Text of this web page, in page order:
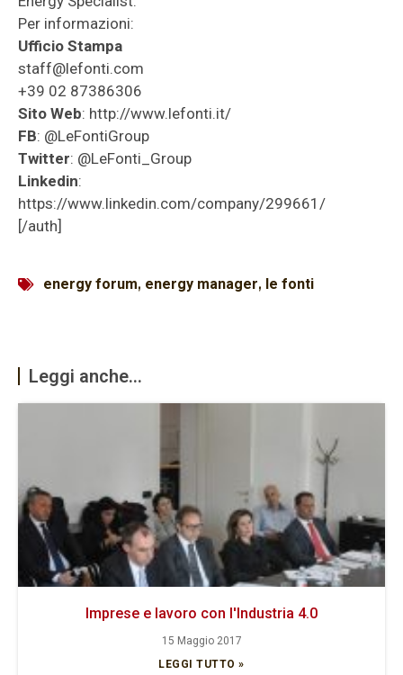
Per informazioni:
Ufficio Stampa
staff@lefonti.com
+39 02 87386306
Sito Web: http://www.lefonti.it/
FB: @LeFontiGroup
Twitter: @LeFonti_Group
Linkedin:
https://www.linkedin.com/company/299661/
[/auth]
energy forum, energy manager, le fonti
Leggi anche...
Imprese e lavoro con l'Industria 4.0
15 Maggio 2017
LEGGI TUTTO »